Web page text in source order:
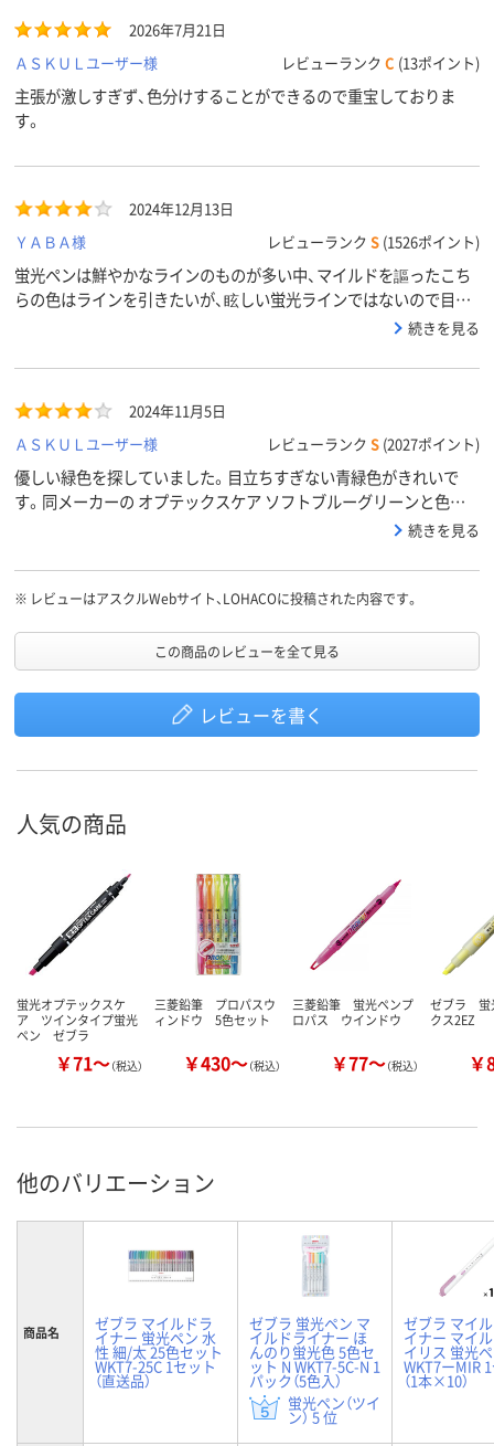
商品環境
スコア
2026年7月21日
ＡＳＫＵＬユーザー様
レビューランク C (13ポイント)
主張が激しすぎず、色分けすることができるので重宝しておりま
す。
2024年12月13日
ＹＡＢＡ様
レビューランク S (1526ポイント)
蛍光ペンは鮮やかなラインのものが多い中、マイルドを謳ったこち
らの色はラインを引きたいが、眩しい蛍光ラインではないので目に
続きを見る
2024年11月5日
ＡＳＫＵＬユーザー様
レビューランク S (2027ポイント)
優しい緑色を探していました。目立ちすぎない青緑色がきれいで
す。同メーカーの オプテックスケア ソフトブルーグリーンと色が
似てるような気がします。自分では違いがわからないレベルでし
続きを見る
※ レビューはアスクルWebサイト、LOHACOに投稿された内容です。
この商品のレビューを全て見る
レビューを書く
人気の商品
蛍光オプテックスケ
ア ツインタイプ蛍光
ペン ゼブラ
￥71～（税込）
三菱鉛筆 プロパスウ
ィンドウ 5色セット
￥430～（税込）
三菱鉛筆 蛍光ペンプ
ロパス ウインドウ
￥77～（税込）
ゼブラ 蛍
クス2EZ
￥
他のバリエーション
商品名 ゼブラ マイルドラ
イナー 蛍光ペン 水
性 細/太 25色セット
WKT7-25C 1セット
（直送品）
ゼブラ 蛍光ペン マ
イルドライナー ほ
んのり蛍光色 5色セ
ット N WKT7-5C-N 1
パック（5色入）
蛍光ペン（ツイ
ン） 5 位
ゼブラ マイ
イナー マイ
イリス 蛍光
WKT7ーMIR
（1本×10）